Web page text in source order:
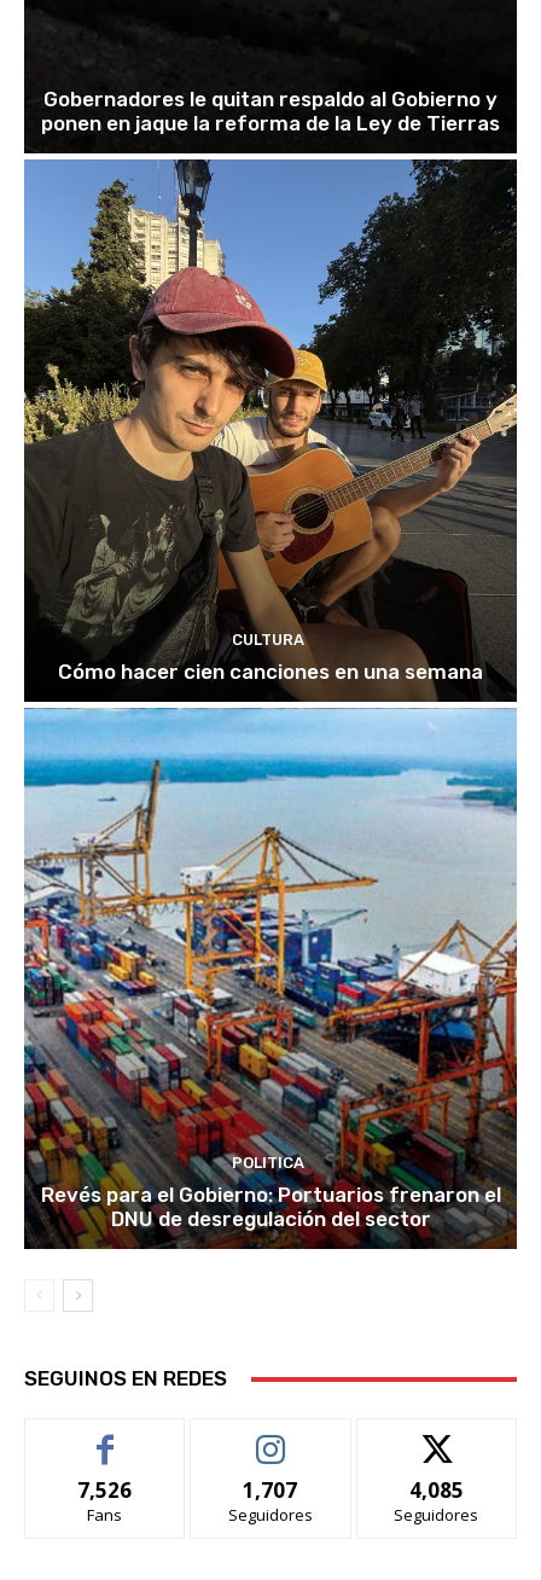
Gobernadores le quitan respaldo al Gobierno y
ponen en jaque la reforma de la Ley de Tierras
CULTURA
Cómo hacer cien canciones en una semana
POLITICA
Revés para el Gobierno: Portuarios frenaron el
DNU de desregulación del sector
SEGUINOS EN REDES
7,526
Fans
1,707
Seguidores
4,085
Seguidores